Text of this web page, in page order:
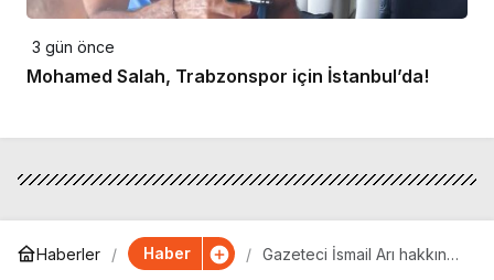
3 gün önce
Mohamed Salah, Trabzonspor için İstanbul’da!
Haberler Haber
Gazeteci İsmail Arı hakkında